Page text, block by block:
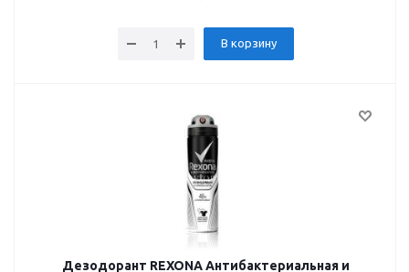
В корзину
Дезодорант REXONA Антибактериальная и